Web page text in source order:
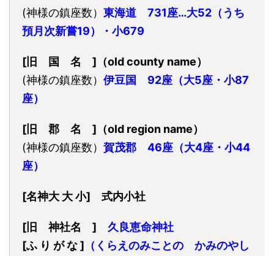
(神様の鎮座数） 東海道 731座…大52（うち
預月次新嘗19）・小679
[旧 国 名 ]（old county name）
(神様の鎮座数） 伊豆国 92座（大5座・小87
座）
[旧 郡 名 ]（old region name）
(神様の鎮座数）賀茂郡 46座（大4座・小44
座）
[名神大 大 小] 式内小社
[旧 神社名 ] 久良恵命神社
[ふ り が な ] （くらえのみことの かみのやし